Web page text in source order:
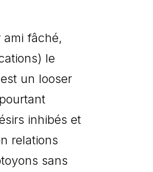
fâché,
le
un looser
inhibés et
relations
sans